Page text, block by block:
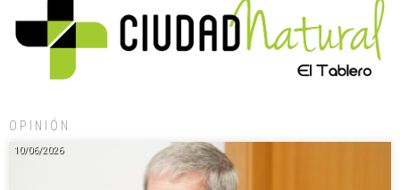
OPINIÓN
10/06/2026